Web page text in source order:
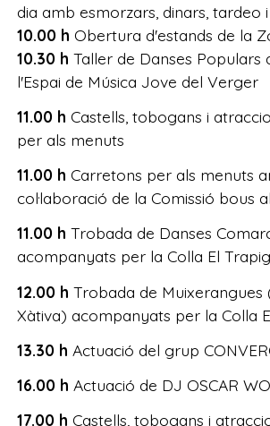
dia amb esmorzars, dinars, tardeo
10.00 h Obertura d'estands de la
10.30 h Taller de Danses Populars
l'Espai de Música Jove del Verger
11.00 h Castells, tobogans i
per als menuts
11.00 h Carretons per als menuts
col·laboració de la Comissió bous
11.00 h Trobada de Danses
acompanyats per la Colla El Trapig
12.00 h Trobada de Muixerangues
Xàtiva) acompanyats per la Colla
13.30 h Actuació del grup
16.00 h Actuació de DJ OSCAR
17.00 h Castells, tobogans i